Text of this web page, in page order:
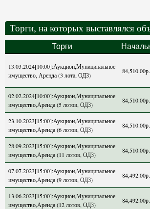
Торги, на которых выставлялся
Торги
13.03.2024[10:00]:Аукцион,Муниципальное
имущество, Аренда (3 лота, ОДЗ)
84,510.00р.
02.02.2024[10:00]:Аукцион,Муниципальное
имущество,Аренда (5 лотов, ОДЗ)
84,510.00р.
23.10.2023[15:00]:Аукцион,Муниципальное
имущество,Аренда (6 лотов, ОДЗ)
84,510.00р.
28.09.2023[15:00]:Аукцион,Муниципальное
имущество,Аренда (11 лотов, ОДЗ)
84,510.00р.
07.07.2023[15:00]:Аукцион,Муниципальное
имущество,Аренда (9 лотов, ОДЗ)
84,492.00р.
13.06.2023[15:00]:Аукцион,Муниципальное
имущество,Аренда (12 лотов, ОДЗ)
84,492.00р.